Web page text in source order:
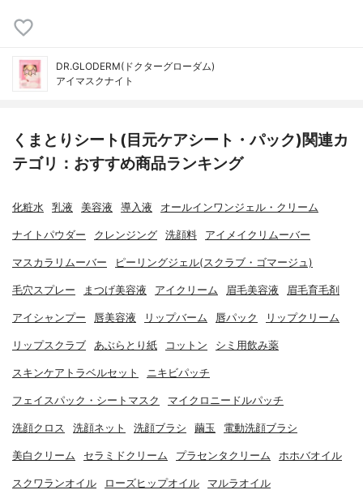
DR.GLODERM(ドクターグローダム)
アイマスクナイト
くまとりシート(目元ケアシート・パック)関連カ
テゴリ：おすすめ商品ランキング
化粧水 乳液 美容液 導入液 オールインワンジェル・クリーム
ナイトパウダー クレンジング 洗顔料 アイメイクリムーバー
マスカラリムーバー ピーリングジェル(スクラブ・ゴマージュ)
毛穴スプレー まつげ美容液 アイクリーム 眉毛美容液 眉毛育毛剤
アイシャンプー 唇美容液 リップバーム 唇パック リップクリーム
リップスクラブ あぶらとり紙 コットン シミ用飲み薬
スキンケアトラベルセット ニキビパッチ
フェイスパック・シートマスク マイクロニードルパッチ
洗顔クロス 洗顔ネット 洗顔ブラシ 繭玉 電動洗顔ブラシ
美白クリーム セラミドクリーム プラセンタクリーム ホホバオイル
スクワランオイル ローズヒップオイル マルラオイル